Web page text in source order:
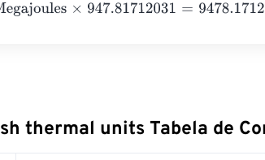
×947.81712031=9478.1712031 British
thermal units Tabela de